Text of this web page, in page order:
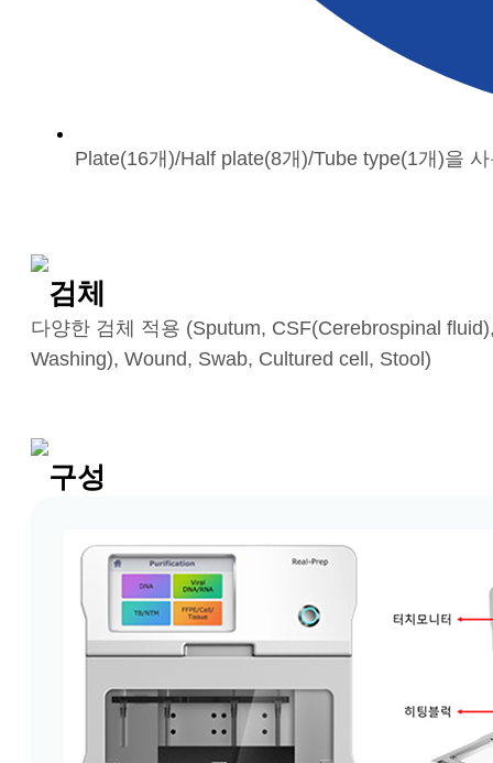
Plate(16개)/Half plate(8개)/Tube type(1개)을
검체
다양한 검체 적용 (Sputum, CSF(Cerebrospinal
Washing), Wound, Swab, Cultured cell, Stool)
구성